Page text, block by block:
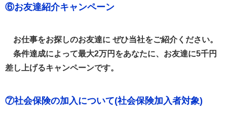
⑥お友達紹介キャンペーン
お仕事をお探しのお友達に ぜひ当社をご紹介ください。
条件達成によって最大2万円をあなたに、お友達に5千円
差し上げるキャンペーンです。
⑦社会保険の加入について(社会保険加入者対象)